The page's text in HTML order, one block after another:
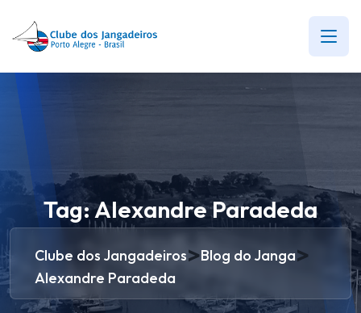
Tag:Alexandre Paradeda
Clube dos Jangadeiros>Blog do Janga>
Alexandre Paradeda